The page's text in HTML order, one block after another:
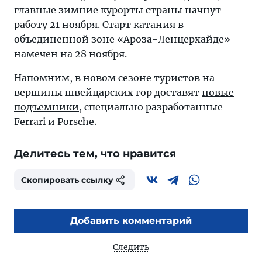
главные зимние курорты страны начнут
работу 21 ноября. Старт катания в
объединенной зоне «Ароза-Ленцерхайде»
намечен на 28 ноября.
Напомним, в новом сезоне туристов на
вершины швейцарских гор доставят новые
подъемники, специально разработанные
Ferrari и Porsche.
Делитесь тем, что нравится
Скопировать ссылку
Добавить комментарий
Следить